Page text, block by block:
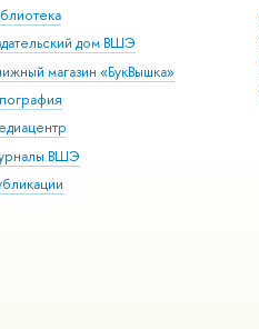
дом ВШЭ
магазин «БукВышка»
ВШЭ